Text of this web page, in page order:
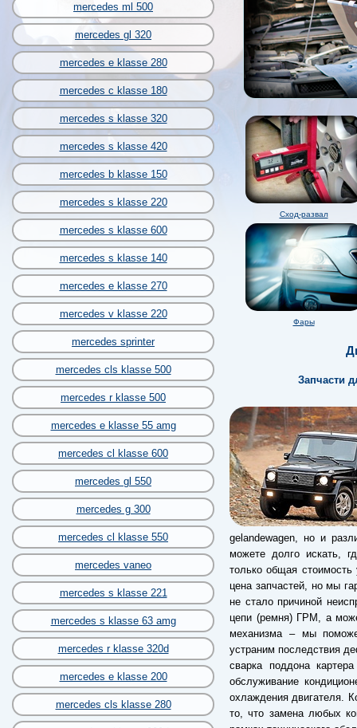
mercedes ml 500
mercedes gl 320
mercedes e klasse 280
mercedes c klasse 180
mercedes s klasse 320
mercedes s klasse 420
mercedes b klasse 150
mercedes s klasse 220
mercedes s klasse 600
mercedes s klasse 140
mercedes e klasse 270
mercedes v klasse 220
mercedes sprinter
mercedes cls klasse 500
mercedes r klasse 500
mercedes e klasse 55 amg
mercedes cl klasse 600
mercedes gl 550
mercedes g 300
mercedes cl klasse 550
mercedes vaneo
mercedes s klasse 221
mercedes s klasse 63 amg
mercedes r klasse 320d
mercedes e klasse 200
mercedes cls klasse 280
Сход-развал
Фары
Запчасти
gelandewagen, но и
можете долго искать,
только общая
цена запчастей, но мы
не стало причиной
цепи (ремня) ГРМ, а
механизма – мы
устраним последствия
сварка поддона
обслуживание
охлаждения двигателя.
то, что замена любых